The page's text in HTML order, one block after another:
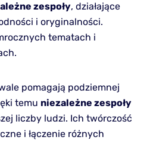
zespoły, działające
i oryginalności.
tematach i
pomagają podziemnej
temu niezależne zespoły
liczby ludzi. Ich twórczość
i łączenie różnych